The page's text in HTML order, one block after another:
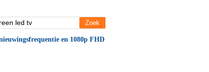
en 1080p FHD